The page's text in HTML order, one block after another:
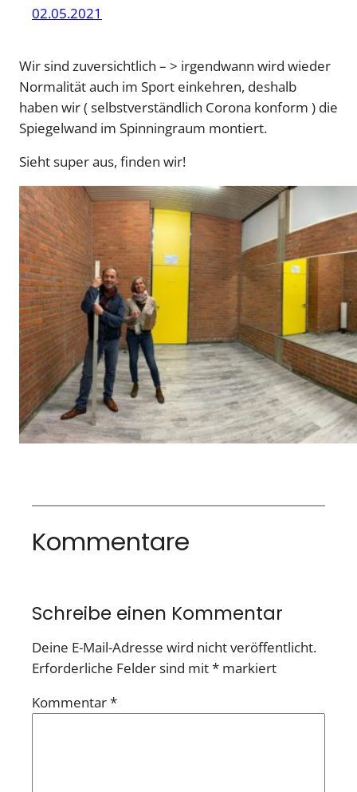
02.05.2021
Wir sind zuversichtlich – > irgendwann wird wieder
Normalität auch im Sport einkehren, deshalb
haben wir ( selbstverständlich Corona konform ) die
Spiegelwand im Spinningraum montiert.
Sieht super aus, finden wir!
Kommentare
Schreibe einen Kommentar
Deine E-Mail-Adresse wird nicht veröffentlicht.
Erforderliche Felder sind mit* markiert
Kommentar*